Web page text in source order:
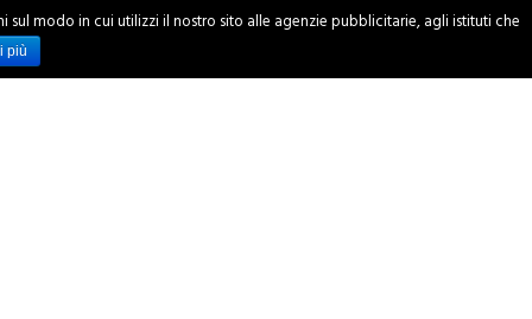
INCHIESTE
modo in cui utilizzi il nostro sito alle agenzie pubblicitarie, agli istituti che
più